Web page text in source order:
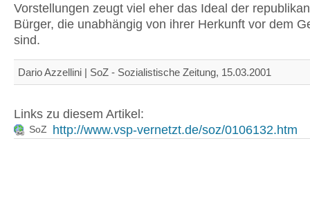
Vorstellungen zeugt viel eher das Ideal der
Bürger, die unabhängig von ihrer Herkunft vor dem
sind.
Dario Azzellini | SoZ - Sozialistische Zeitung, 15.03.2001
Links zu diesem Artikel:
SoZ http://www.vsp-vernetzt.de/soz/0106132.htm